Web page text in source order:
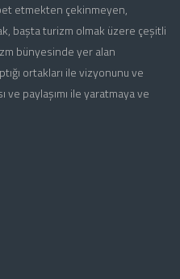
etmekten çekinmeyen,
başta turizm olmak üzere çeşitli
bünyesinde yer alan
ortakları ile vizyonunu ve
paylaşımı ile yaratmaya ve